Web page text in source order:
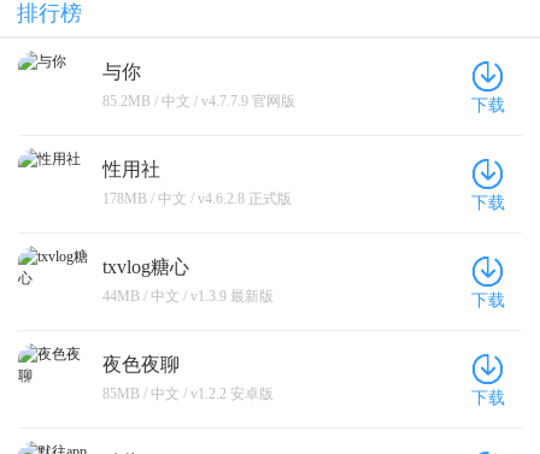
排行榜
与你
85.2MB / 中文 / v4.7.7.9 官网版 下载
性用社
178MB / 中文 / v4.6.2.8 正式版 下载
txvlog糖心
44MB / 中文 / v1.3.9 最新版 下载
夜色夜聊
85MB / 中文 / v1.2.2 安卓版 下载